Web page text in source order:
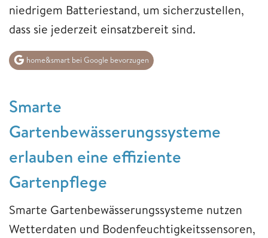
niedrigem Batteriestand, um sicherzustellen,
dass sie jederzeit einsatzbereit sind.
home&smart bei Google bevorzugen
Smarte
Gartenbewässerungssysteme
erlauben eine effiziente
Gartenpflege
Smarte Gartenbewässerungssysteme nutzen
Wetterdaten und Bodenfeuchtigkeitssensoren,